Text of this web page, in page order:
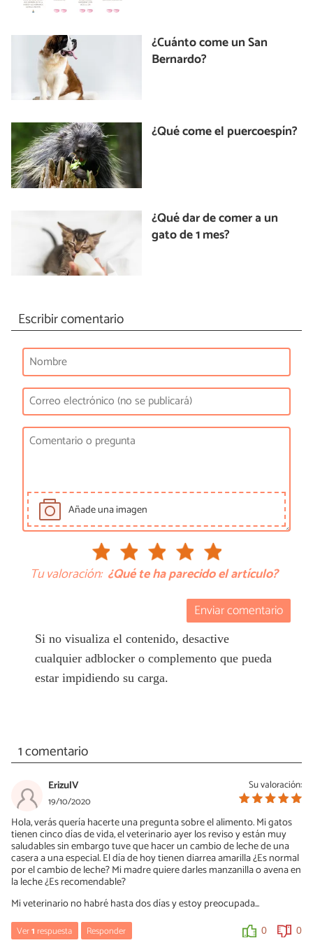
¿Cuánto come un San
Bernardo?
¿Qué come el puercoespín?
¿Qué dar de comer a un
gato de 1 mes?
Escribir comentario
Añade una imagen
Tu valoración: ¿Qué te ha parecido el artículo?
Enviar comentario
Si no visualiza el contenido, desactive
cualquier adblocker o complemento que pueda
estar impidiendo su carga.
1 comentario
Su valoración:
ErizulV
19/10/2020
Hola, verás quería hacerte una pregunta sobre el alimento. Mi gatos
tienen cinco días de vida, el veterinario ayer los reviso y están muy
saludables sin embargo tuve que hacer un cambio de leche de una
casera a una especial. El día de hoy tienen diarrea amarilla ¿Es normal
por el cambio de leche? Mi madre quiere darles manzanilla o avena en
la leche ¿Es recomendable?
Mi veterinario no habré hasta dos días y estoy preocupada...
Ver1respuesta Responder 0 0